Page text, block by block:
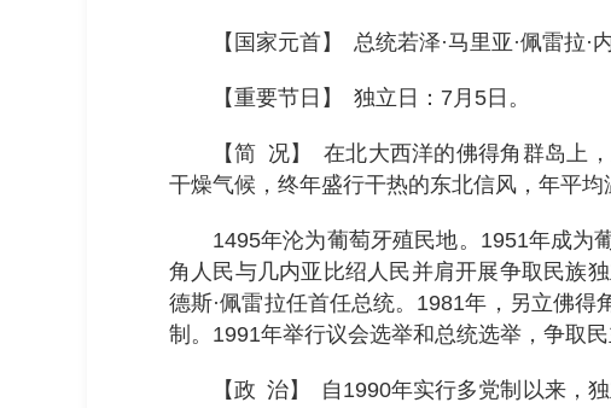
【国家元首】 总统若泽·马里亚·佩雷拉
【重要节日】 独立日：7月5日。
【简 况】 在北大西洋的佛得角群岛上
干燥气候，终年盛行干热的东北信风，年平
1495年沦为葡萄牙殖民地。1951年成为
角人民与几内亚比绍人民并肩开展争取民族
德斯·佩雷拉任首任总统。1981年，另立佛
制。1991年举行议会选举和总统选举，争取
【政 治】 自1990年实行多党制以来，